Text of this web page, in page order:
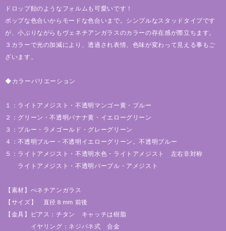
ドロップ飴のようなフォルムも可愛いです！
ポップな色合いからモードな色合いまで。シンプルなスタッドタイプです
が、小ぶりながらもヴェネチアンガラスのカラーの存在感が際立ちます。
３カラーで光の加減により、透過され表情、色味が変わって見える事もご
ざいます。
◆カラーバリエーション
１：ライトアメジスト・不透明マンゴー黄・ブルー
２：グリーン・不透明バナナ黄・イエローグリーン
３：ブルー・ラメゴールド・グレーグリーン
４：不透明ブルー・不透明イエローグリーン。不透明ブルー
５：ライトアメジスト・不透明水色・ライトアメジスト 左右非対称
ライトアメジスト・不透明パープル・アメジスト
【素材】べネチアンガラス
【サイズ】 直径８mm 前後
【金具】ピアス：チタン キャッチは樹脂
イヤリング：ネジバネ式 合金